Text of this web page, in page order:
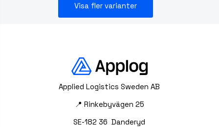
Visa fler varianter
Applied Logistics Sweden AB
📍 Rinkebyvägen 25
SE-182 36 Danderyd